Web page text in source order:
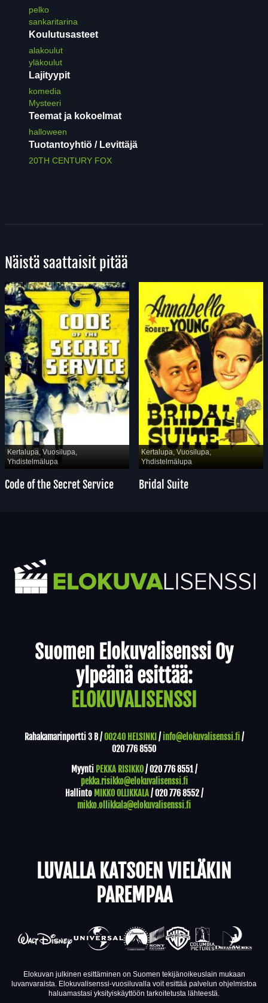
pelko
sankaritarina
Koulutusasteet
alakoulut
yläkoulut
Lajityypit
komedia
Mysteeri
Teemat ja kokoelmat
halloween
Tuotantoyhtiö / Levittäjä
20TH CENTURY FOX
Näistä saattaisit pitää
Kertalupa, Vuosilupa,
Yhdistelmälupa
Code of the Secret Service
Kertalupa, Vuosilupa,
Yhdistelmälupa
Bridal Suite
Suomen Elokuvalisenssi Oy
ylpeänä esittää:
ELOKUVALISENSSI
Rahakamarinportti 3 B /00240 HELSINKI / info@elokuvalisenssi.fi/
020 776 8550
Myynti PEKKA RISIKKO/020 776 8551/
pekka.risikko@elokuvalisenssi.fi
Hallinto MIKKO OLLIKKALA/020 776 8552/
mikko.ollikkala@elokuvalisenssi.fi
LUVALLA KATSOEN VIELÄKIN
PAREMPAA
Elokuvan julkinen esittäminen on Suomen tekijänoikeuslain mukaan
luvanvaraista. Elokuvalisenssi-vuosiluvalla voit esittää palvelun ohjelmistoa
haluamastasi yksityiskäyttöön tarkoitetusta lähteestä.